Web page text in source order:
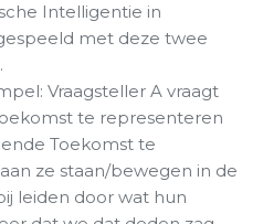
Intelligentie in
met deze twee
Vraagsteller A vraagt
te representeren
Toekomst te
ze staan/bewegen in de
leiden door wat hun